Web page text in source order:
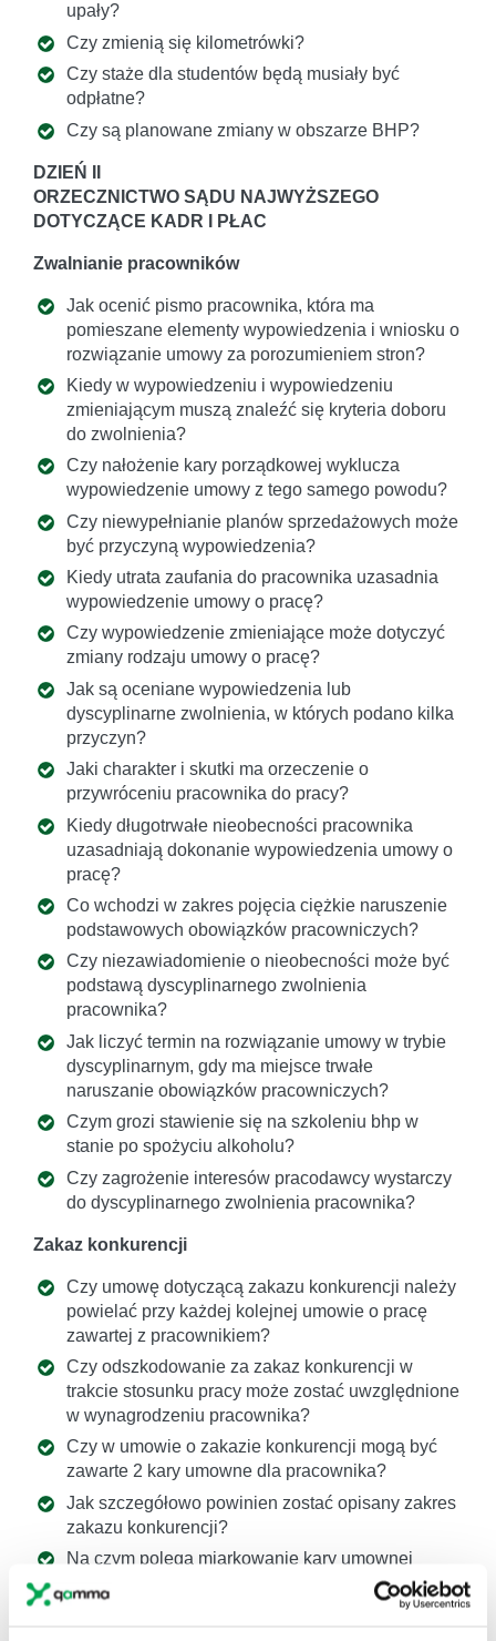
upały?
Czy zmienią się kilometrówki?
Czy staże dla studentów będą musiały być
odpłatne?
Czy są planowane zmiany w obszarze BHP?
DZIEŃ II
ORZECZNICTWO SĄDU NAJWYŻSZEGO
DOTYCZĄCE KADR I PŁAC
Zwalnianie pracowników
Jak ocenić pismo pracownika, która ma
pomieszane elementy wypowiedzenia i wniosku o
rozwiązanie umowy za porozumieniem stron?
Kiedy w wypowiedzeniu i wypowiedzeniu
zmieniającym muszą znaleźć się kryteria doboru
do zwolnienia?
Czy nałożenie kary porządkowej wyklucza
wypowiedzenie umowy z tego samego powodu?
Czy niewypełnianie planów sprzedażowych może
być przyczyną wypowiedzenia?
Kiedy utrata zaufania do pracownika uzasadnia
wypowiedzenie umowy o pracę?
Czy wypowiedzenie zmieniające może dotyczyć
zmiany rodzaju umowy o pracę?
Jak są oceniane wypowiedzenia lub
dyscyplinarne zwolnienia, w których podano kilka
przyczyn?
Jaki charakter i skutki ma orzeczenie o
przywróceniu pracownika do pracy?
Kiedy długotrwałe nieobecności pracownika
uzasadniają dokonanie wypowiedzenia umowy o
pracę?
Co wchodzi w zakres pojęcia ciężkie naruszenie
podstawowych obowiązków pracowniczych?
Czy niezawiadomienie o nieobecności może być
podstawą dyscyplinarnego zwolnienia
pracownika?
Jak liczyć termin na rozwiązanie umowy w trybie
dyscyplinarnym, gdy ma miejsce trwałe
naruszanie obowiązków pracowniczych?
Czym grozi stawienie się na szkoleniu bhp w
stanie po spożyciu alkoholu?
Czy zagrożenie interesów pracodawcy wystarczy
do dyscyplinarnego zwolnienia pracownika?
Zakaz konkurencji
Czy umowę dotyczącą zakazu konkurencji należy
powielać przy każdej kolejnej umowie o pracę
zawartej z pracownikiem?
Czy odszkodowanie za zakaz konkurencji w
trakcie stosunku pracy może zostać uwzględnione
w wynagrodzeniu pracownika?
Czy w umowie o zakazie konkurencji mogą być
zawarte 2 kary umowne dla pracownika?
Jak szczegółowo powinien zostać opisany zakres
zakazu konkurencji?
Na czym polega miarkowanie kary umownej
zastrzeżonej w umowie o zakazie konkurencji po